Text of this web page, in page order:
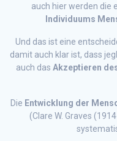
auch hier werden die
Individuums
Und das ist eine
damit auch klar ist, dass
auch das Akzeptieren
Die Entwicklung der
(Clare W. Graves